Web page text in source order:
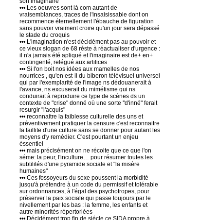
••• Les oeuvres sont là com autant de
vraisemblances, traces de l'insaisissable dont on
recommence éternellement l'ébauche de figuration
sans pouvoir vraiment croire qu'un jour sera dépassé
le stade du croquis
••• L'imagination n'est décidément pas au pouvoir et
ce vieux slogan de 68 réste à réactualiser d'urgence :
il n'a jamais été apliqué et l'imaginaire est de+ en+
contingenté, relégué aux artifices
••• Si l'on boit nos idées aux mamelles de nos
nourrices , qu'en est-il du biberon télévisuel universel
qui par l'exemplarité de l'image ns dédouanerait à
l'avance, ns excuserait du mimétisme qui ns
conduirait à reproduire ce type de scénes ds un
contexte de "crise" donné où une sorte ''d'inné" ferait
resurgir "l'acquis"
••• reconnaitre la faiblesse culturelle des uns et
préventivement pratiquer la censure c'est reconnaitre
la faillite d'une culture sans se donner pour autant les
moyens d'y remédier. C'est pourtant un enjeu
éssentiel
••• mais précisément on ne récolte que ce que l'on
séme: la peur, l'inculture… pour résumer toutes les
subtilités d'une pyramide sociale et "la misère
humaines"
••• Ces fossoyeurs du sexe poussent la morbidité
jusqu'à prétendre à un code du permissif et tolérable
sur ordonnances, à l'égal des psychotropes, pour
préserver la paix sociale qui passe toujours par le
nivellement par les bas : la femme, les enfants et
autre minorités répertoriées